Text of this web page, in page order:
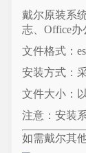
戴尔原装系
志、Office
文件格式：
安装方式：
文件大小：
注意：安装
如需戴尔其